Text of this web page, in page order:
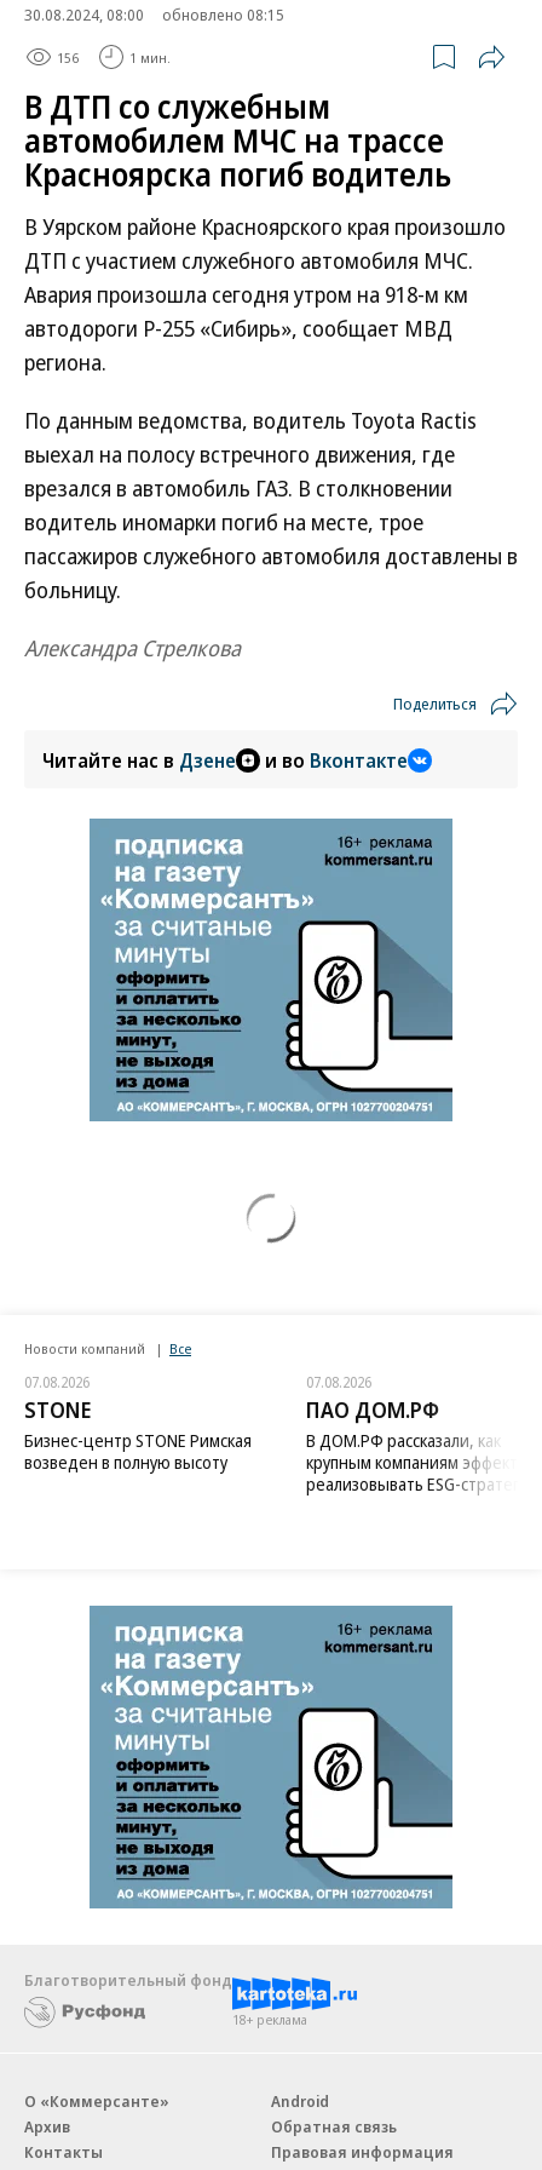
30.08.2024, 08:00
обновлено 08:15
156 1 мин.
В ДТП со служебным
автомобилем МЧС на трассе
Красноярска погиб водитель
В Уярском районе Красноярского края произошло
ДТП с участием служебного автомобиля МЧС.
Авария произошла сегодня утром на 918-м км
автодороги Р-255 «Сибирь», сообщает МВД
региона.
По данным ведомства, водитель Toyota Ractis
выехал на полосу встречного движения, где
врезался в автомобиль ГАЗ. В столкновении
водитель иномарки погиб на месте, трое
пассажиров служебного автомобиля доставлены в
больницу.
Александра Стрелкова
Поделиться
Читайте нас в Дзене и во Вконтакте
Новости компаний Все
07.08.2026
STONE
Бизнес-центр STONE Римская
возведен в полную высоту
07.08.2026
ПАО ДОМ.РФ
В ДОМ.РФ рассказали, как
крупным компаниям
реализовывать ESG-стратегию
Благотворительный фонд
18+ реклама
О «Коммерсанте»
Архив
Контакты
Android
Обратная связь
Правовая информация